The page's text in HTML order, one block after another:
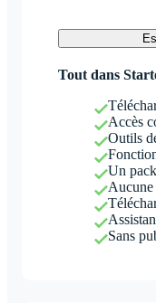
Tout dans
Accès
Outils
Un
Sans